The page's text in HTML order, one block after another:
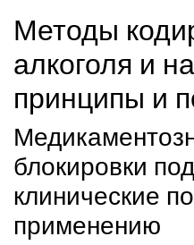
Методы
алкоголя и
принципы и
блокировки
клинические
применению